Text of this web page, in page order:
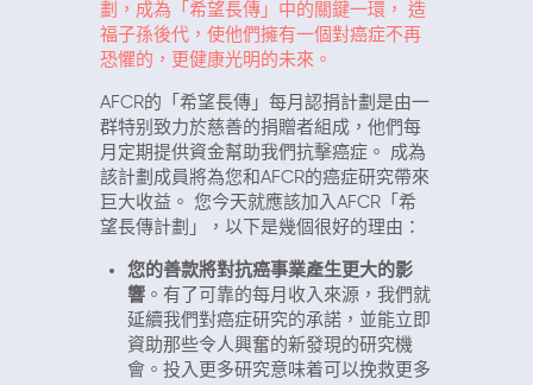
劃，成為「希望長傳」中的關鍵一環， 造
福子孫後代，使他們擁有一個對癌症不再
恐懼的，更健康光明的未來。
AFCR的「希望長傳」每月認捐計劃是由一
群特别致力於慈善的捐贈者組成，他們每
月定期提供資金幫助我們抗擊癌症。 成為
該計劃成員將為您和AFCR的癌症研究帶來
巨大收益。 您今天就應該加入AFCR「希
望長傳計劃」，以下是幾個很好的理由：
您的善款將對抗癌事業產生更大的影
響。有了可靠的每月收入來源，我們就
延續我們對癌症研究的承諾，並能立即
資助那些令人興奮的新發現的研究機
會。投入更多研究意味着可以挽救更多